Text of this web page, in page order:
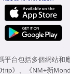
平台包括多個網站和
》 《NM+新